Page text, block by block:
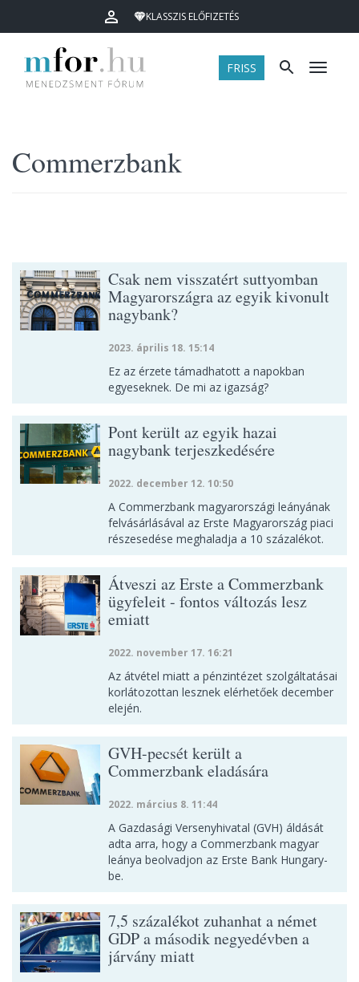
KLASSZIS ELŐFIZETÉS
FRISS Menü
Commerzbank
Csak nem visszatért suttyomban
Magyarországra az egyik kivonult
nagybank?
2023. április 18. 15:14
Ez az érzete támadhatott a napokban
egyeseknek. De mi az igazság?
Pont került az egyik hazai
nagybank terjeszkedésére
2022. december 12. 10:50
A Commerzbank magyarországi leányának
felvásárlásával az Erste Magyarország piaci
részesedése meghaladja a 10 százalékot.
Átveszi az Erste a Commerzbank
ügyfeleit - fontos változás lesz
emiatt
2022. november 17. 16:21
Az átvétel miatt a pénzintézet szolgáltatásai
korlátozottan lesznek elérhetőek december
elején.
GVH-pecsét került a
Commerzbank eladására
2022. március 8. 11:44
A Gazdasági Versenyhivatal (GVH) áldását
adta arra, hogy a Commerzbank magyar
leánya beolvadjon az Erste Bank Hungary-
be.
7,5 százalékot zuhanhat a német
GDP a második negyedévben a
járvány miatt